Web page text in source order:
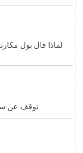
لماذا قال بول
توقف عن